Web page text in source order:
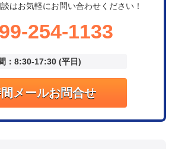
はお気軽にお問い合わせください！
254-1133
：8:30-17:30 (平日)
メールお問合せ